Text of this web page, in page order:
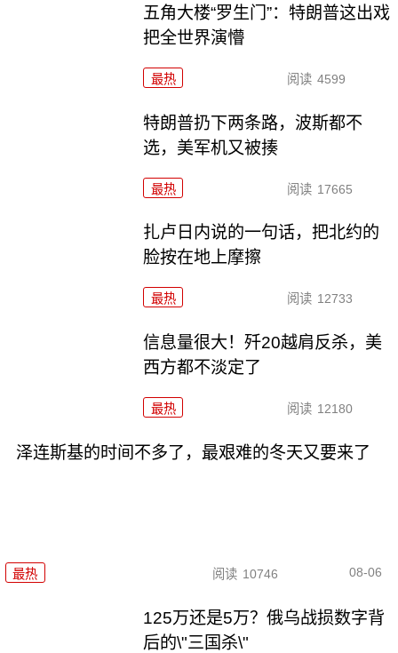
五角大楼“罗生门”：特朗普这出戏
把全世界演懵
最热 阅读 4599
特朗普扔下两条路，波斯都不
选，美军机又被揍
最热 阅读 17665
扎卢日内说的一句话，把北约的
脸按在地上摩擦
最热 阅读 12733
信息量很大！歼20越肩反杀，美
西方都不淡定了
最热 阅读 12180
泽连斯基的时间不多了，最艰难的冬天又要来了
最热 阅读 10746 08-06
125万还是5万？俄乌战损数字背
后的\"三国杀\"